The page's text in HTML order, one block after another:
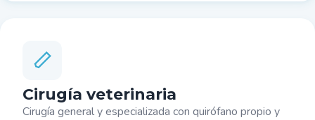
Cirugía veterinaria
Cirugía general y especializada con quirófano propio y